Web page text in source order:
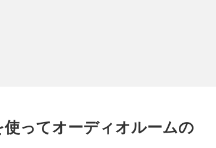
ってオーディオルームの